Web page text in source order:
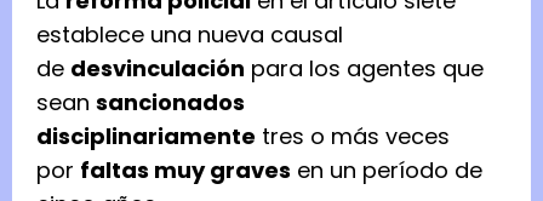
establece una nueva causal
de desvinculación para los agentes que
sean sancionados
disciplinariamente tres o más veces
por faltas muy graves en un período de